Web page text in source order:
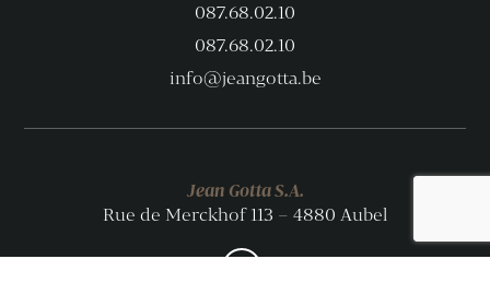
087.68.02.10
087.68.02.10
info@jeangotta.be
Jean Gotta S.A.
Rue de Merckhof 113 – 4880 Aubel